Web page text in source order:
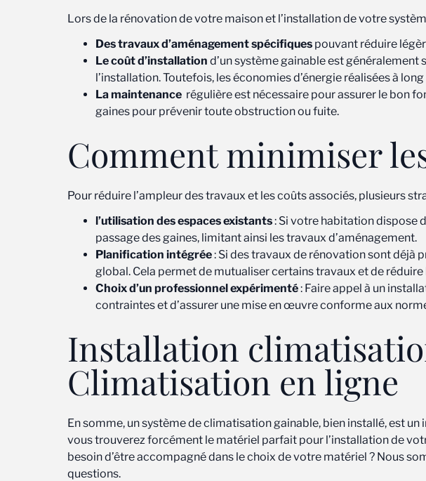
Lors de la rénovation de votre maison et l’installation de votre
Des travaux d’aménagement spécifiques pouvant réduire
Le coût d’installation d’un système gainable est
l’installation. Toutefois, les économies d’énergie réalisées à
La maintenance régulière est nécessaire pour assurer le bon
gaines pour prévenir toute obstruction ou fuite.
Comment minimiser
Pour réduire l’ampleur des travaux et les coûts associés, plusieurs
l’utilisation des espaces existants: Si votre habitation dispose
passage des gaines, limitant ainsi les travaux d’aménagement.
Planification intégrée: Si des travaux de rénovation sont déjà
global. Cela permet de mutualiser certains travaux et de réduire
Choix d’un professionnel expérimenté: Faire appel à un
contraintes et d’assurer une mise en œuvre conforme aux
Installation
Climatisation en ligne
En somme, un système de climatisation gainable, bien installé, est
vous trouverez forcément le matériel parfait pour l’installation de
besoin d’être accompagné dans le choix de votre matériel ? Nous
questions.